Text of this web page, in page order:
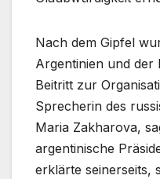
Nach dem Gipfel
Argentinien und
Beitritt zur
Sprecherin des
Maria Zakharova,
argentinische
erklärte seinerseits,